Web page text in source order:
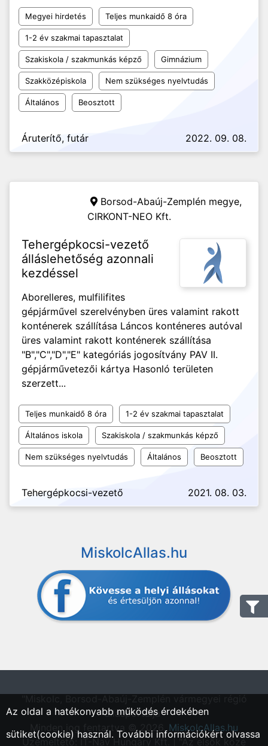
Megyei hirdetés Teljes munkaidő 8 óra
1-2 év szakmai tapasztalat
Szakiskola / szakmunkás képző Gimnázium
Szakközépiskola Nem szükséges nyelvtudás
Általános Beosztott
Áruterítő, futár 2022. 09. 08.
Borsod-Abaúj-Zemplén megye,
CIRKONT-NEO Kft.
Tehergépkocsi-vezető
álláslehetőség azonnali
kezdéssel
Aborelleres, mulfilifites
gépjárművel szerelvényben üres valamint rakott
konténerek szállítása Láncos konténeres autóval
üres valamint rakott konténerek szállítása
"B","C","D","E" kategóriás jogosítvány PAV II.
gépjárművetezői kártya Hasonló területen
szerzett...
Teljes munkaidő 8 óra 1-2 év szakmai tapasztalat
Általános iskola Szakiskola / szakmunkás képző
Nem szükséges nyelvtudás Általános Beosztott
Tehergépkocsi-vezető 2021. 08. 03.
MiskolcAllas.hu
állásportálja"
Minden jog fentartva © 2026.MiskolcAllas.hu
Üzemeltető: IT-Nav Hungary Kft. | "Az elsők közé
Az oldal a hatékonyabb működés érdekében
sütiket(cookie) használ. További információkért olvassa